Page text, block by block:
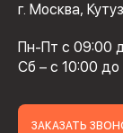
г. Москва,
Пн-Пт с 09:00
Сб – с 10:00 до
ЗАКАЗАТЬ